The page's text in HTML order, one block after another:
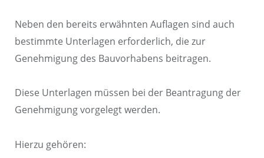
Neben den bereits erwähnten Auflagen sind auch
bestimmte Unterlagen erforderlich, die zur
Genehmigung des Bauvorhabens beitragen.
Diese Unterlagen müssen bei der Beantragung der
Genehmigung vorgelegt werden.
Hierzu gehören: